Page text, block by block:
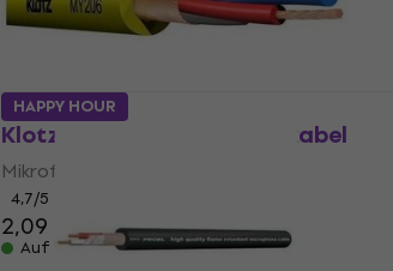
Klotz MY206GE Mikrofonkabel
Mikrofonkabel
4,7/5
2,09 €
Auf Lager
HAPPY HOUR